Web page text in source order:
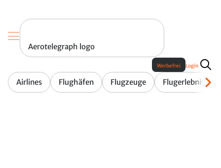
Aerotelegraph logo
Airlines Flughäfen Flugzeuge Flugerlebnis
Werbefrei Login